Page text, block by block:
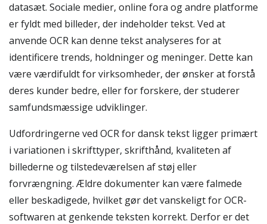
datasæt. Sociale medier, online fora og andre platforme
er fyldt med billeder, der indeholder tekst. Ved at
anvende OCR kan denne tekst analyseres for at
identificere trends, holdninger og meninger. Dette kan
være værdifuldt for virksomheder, der ønsker at forstå
deres kunder bedre, eller for forskere, der studerer
samfundsmæssige udviklinger.
Udfordringerne ved OCR for dansk tekst ligger primært
i variationen i skrifttyper, skrifthånd, kvaliteten af
billederne og tilstedeværelsen af støj eller
forvrængning. Ældre dokumenter kan være falmede
eller beskadigede, hvilket gør det vanskeligt for OCR-
softwaren at genkende teksten korrekt. Derfor er det